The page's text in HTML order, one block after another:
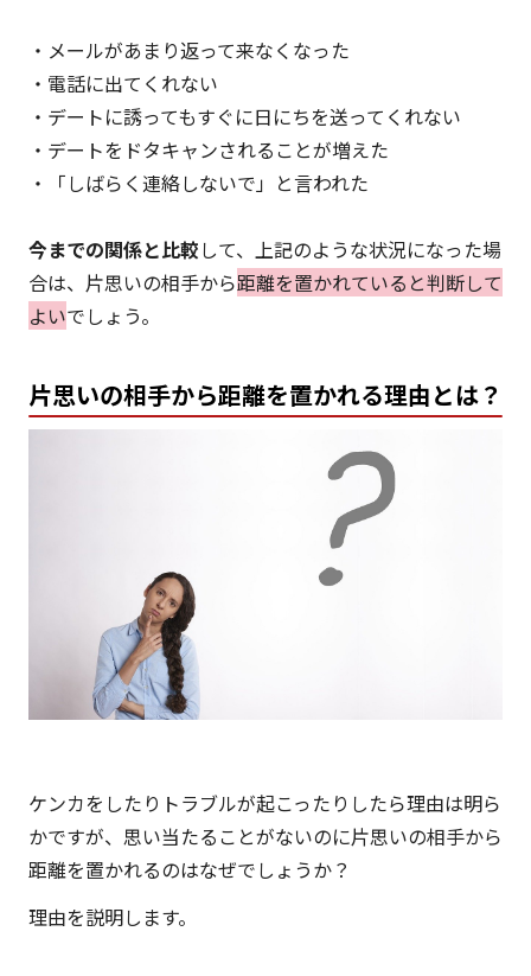
・メールがあまり返って来なくなった
・電話に出てくれない
・デートに誘ってもすぐに日にちを送ってくれない
・デートをドタキャンされることが増えた
・「しばらく連絡しないで」と言われた
今までの関係と比較して、上記のような状況になった場
合は、片思いの相手から距離を置かれていると判断して
よいでしょう。
片思いの相手から距離を置かれる理由とは？
ケンカをしたりトラブルが起こったりしたら理由は明ら
かですが、思い当たることがないのに片思いの相手から
距離を置かれるのはなぜでしょうか？
理由を説明します。